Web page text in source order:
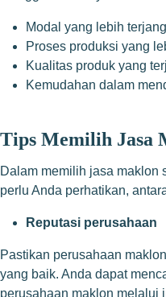
Modal yang lebih
Proses produksi yang
Kualitas produk yang
Kemudahan dalam
Tips Memilih Jasa
Dalam memilih jasa maklon
perlu Anda perhatikan,
Reputasi perusahaan
Pastikan perusahaan
yang baik. Anda dapat
perusahaan maklon melalui